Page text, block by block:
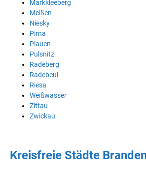
Markkleeberg
Meißen
Niesky
Pirna
Plauen
Pulsnitz
Radeberg
Radebeul
Riesa
Weißwasser
Zittau
Zwickau
Kreisfreie Städte